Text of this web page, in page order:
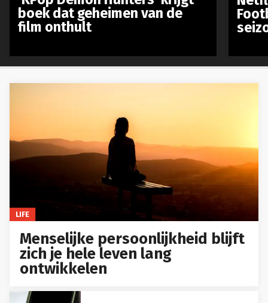
LIFE
Menselijke persoonlijkheid blijft
zich je hele leven lang
ontwikkelen
boek dat geheimen van de
film onthult